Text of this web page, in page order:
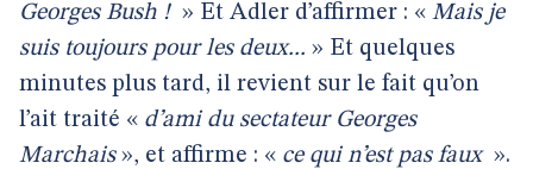
Georges Bush ! » Et Adler d’affirmer : « Mais je
suis toujours pour les deux... » Et quelques
minutes plus tard, il revient sur le fait qu’on
l’ait traité « d’ami du sectateur Georges
Marchais», et affirme : « ce qui n’est pas faux ».